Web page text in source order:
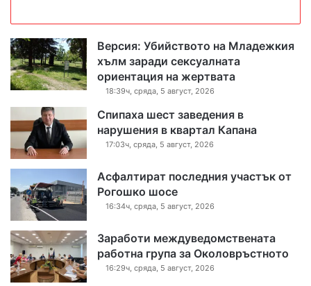
Версия: Убийството на Младежкия
хълм заради сексуалната
ориентация на жертвата
18:39ч, сряда, 5 август, 2026
Спипаха шест заведения в
нарушения в квартал Капана
17:03ч, сряда, 5 август, 2026
Асфалтират последния участък от
Рогошко шосе
16:34ч, сряда, 5 август, 2026
Заработи междуведомствената
работна група за Околовръстното
16:29ч, сряда, 5 август, 2026